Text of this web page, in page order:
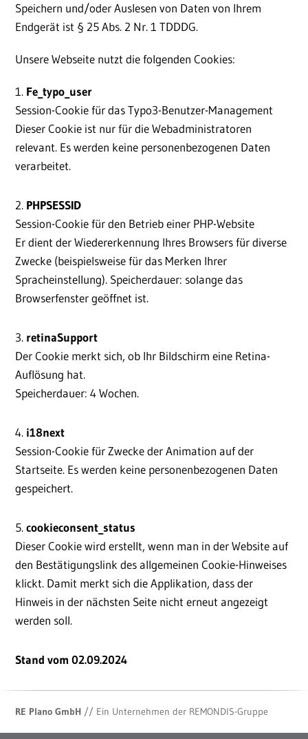
Speichern und/oder Auslesen von Daten von Ihrem
Endgerät ist § 25 Abs. 2 Nr. 1 TDDDG.
Unsere Webseite nutzt die folgenden Cookies:
1. Fe_typo_user
Session-Cookie für das Typo3-Benutzer-Management
Dieser Cookie ist nur für die Webadministratoren
relevant. Es werden keine personenbezogenen Daten
verarbeitet.
2. PHPSESSID
Session-Cookie für den Betrieb einer PHP-Website
Er dient der Wiedererkennung Ihres Browsers für diverse
Zwecke (beispielsweise für das Merken Ihrer
Spracheinstellung). Speicherdauer: solange das
Browserfenster geöffnet ist.
3. retinaSupport
Der Cookie merkt sich, ob Ihr Bildschirm eine Retina-
Auflösung hat.
Speicherdauer: 4 Wochen.
4. i18next
Session-Cookie für Zwecke der Animation auf der
Startseite. Es werden keine personenbezogenen Daten
gespeichert.
5.cookieconsent_status
Dieser Cookie wird erstellt, wenn man in der Website auf
den Bestätigungslink des allgemeinen Cookie-Hinweises
klickt. Damit merkt sich die Applikation, dass der
Hinweis in der nächsten Seite nicht erneut angezeigt
werden soll.
Stand vom 02.09.2024
RE Plano GmbH // Ein Unternehmen der REMONDIS-Gruppe